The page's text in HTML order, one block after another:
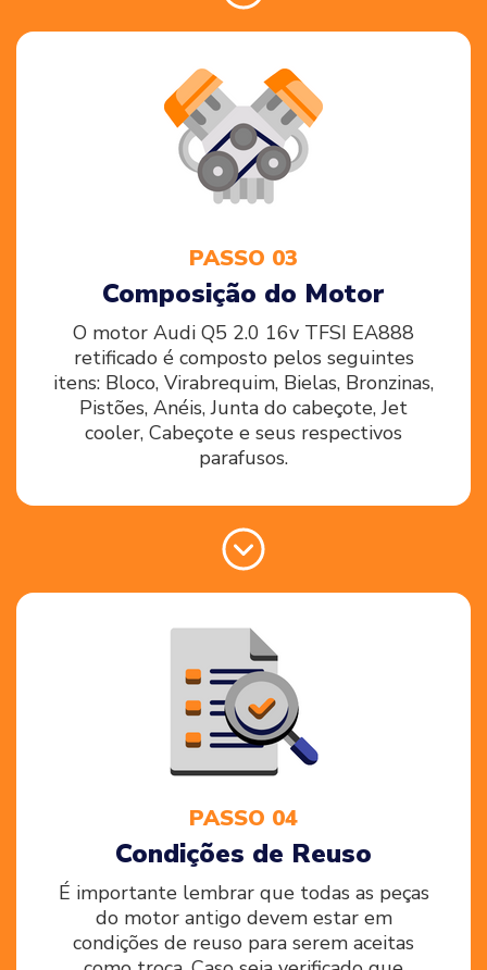
PASSO 03
Composição do Motor
O motor Audi Q5 2.0 16v TFSI EA888
retificado é composto pelos seguintes
itens: Bloco, Virabrequim, Bielas, Bronzinas,
Pistões, Anéis, Junta do cabeçote, Jet
cooler, Cabeçote e seus respectivos
parafusos.
PASSO 04
Condições de Reuso
É importante lembrar que todas as peças
do motor antigo devem estar em
condições de reuso para serem aceitas